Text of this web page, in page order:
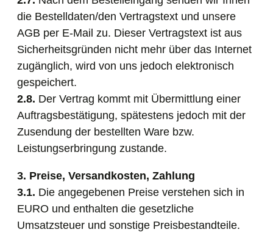
die Bestelldaten/den Vertragstext und unsere
AGB per E-Mail zu. Dieser Vertragstext ist aus
Sicherheitsgründen nicht mehr über das Internet
zugänglich, wird von uns jedoch elektronisch
gespeichert.
2.8. Der Vertrag kommt mit Übermittlung einer
Auftragsbestätigung, spätestens jedoch mit der
Zusendung der bestellten Ware bzw.
Leistungserbringung zustande.
3. Preise, Versandkosten, Zahlung
3.1. Die angegebenen Preise verstehen sich in
EURO und enthalten die gesetzliche
Umsatzsteuer und sonstige Preisbestandteile.